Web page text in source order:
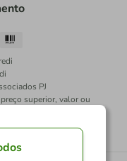
PJ
superior, valor ou